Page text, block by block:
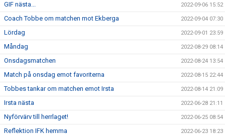
GIF nästa... 2022-09-06 15:52
Coach Tobbe om matchen mot Ekberga 2022-09-04 07:30
Lördag 2022-09-01 23:59
Måndag 2022-08-29 08:14
Onsdagsmatchen 2022-08-24 13:54
Match på onsdag emot favoriterna 2022-08-15 22:44
Tobbes tankar om matchen emot Irsta 2022-08-14 21:09
Irsta nästa 2022-06-28 21:11
Nyförvärv till herrlaget! 2022-06-25 08:54
Reflektion IFK hemma 2022-06-23 18:23